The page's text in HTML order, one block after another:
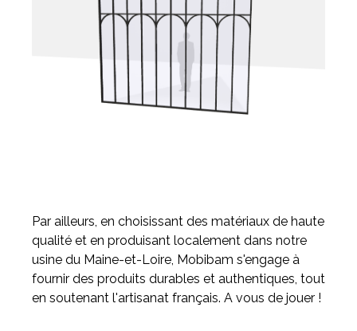
Par ailleurs, en choisissant des matériaux de haute
qualité et en produisant localement dans notre
usine du Maine-et-Loire, Mobibam s'engage à
fournir des produits durables et authentiques, tout
en soutenant l'artisanat français. A vous de jouer !